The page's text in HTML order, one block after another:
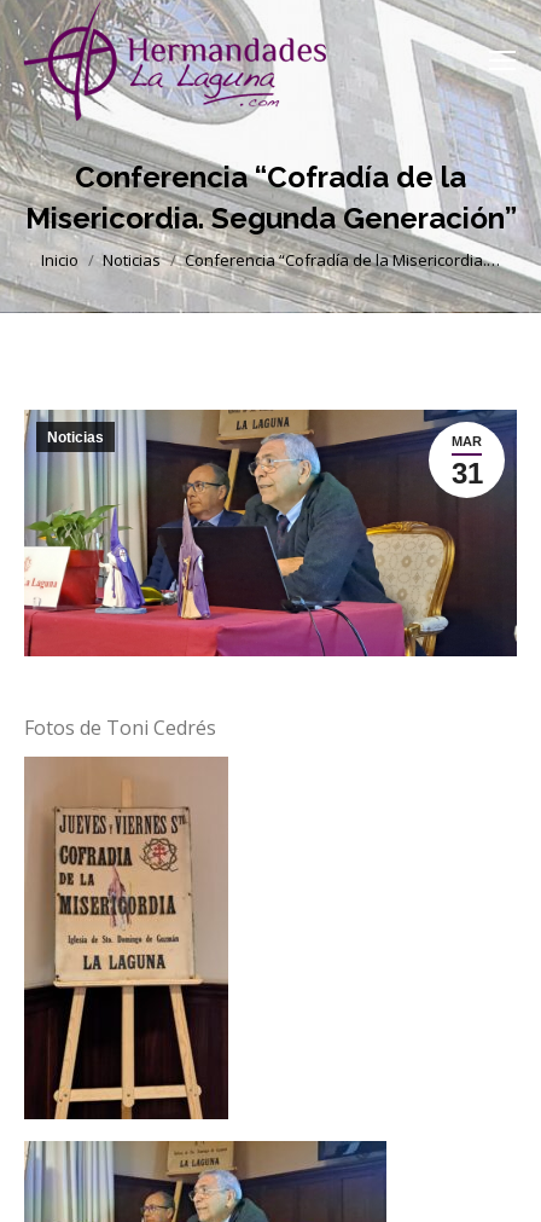
Conferencia “Cofradía de la
Misericordia. Segunda Generación”
Estás aquí:
Inicio Noticias Conferencia “Cofradía de la Misericordia.…
MAR
31
Noticias
Fotos de Toni Cedrés